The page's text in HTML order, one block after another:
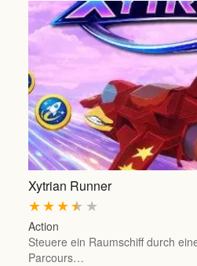
Xytrian Runner
★
★
★
★
★
Action
Steuere ein Raumschiff durch
Parcours…